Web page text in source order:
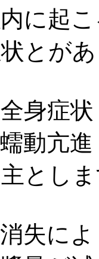
に起
とが
身症状
動亢
とし
失に